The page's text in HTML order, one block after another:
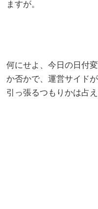
ますが。
何にせよ、今日の日付
か否かで、運営サイド
引っ張るつもりかは占え